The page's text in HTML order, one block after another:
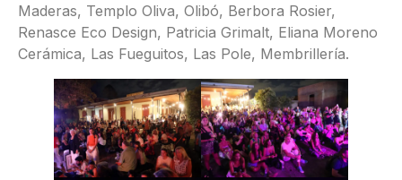
Maderas, Templo Oliva, Olibó, Berbora Rosier,
Renasce Eco Design, Patricia Grimalt, Eliana Moreno
Cerámica, Las Fueguitos, Las Pole, Membrillería.